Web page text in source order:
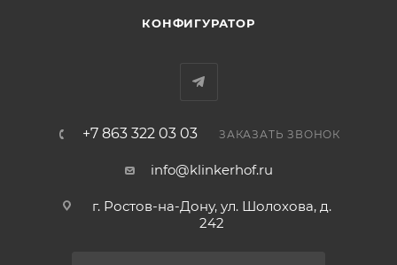
КОНФИГУРАТОР
+7 863 322 03 03 ЗАКАЗАТЬ ЗВОНОК
info@klinkerhof.ru
г. Ростов-на-Дону, ул. Шолохова, д.
242